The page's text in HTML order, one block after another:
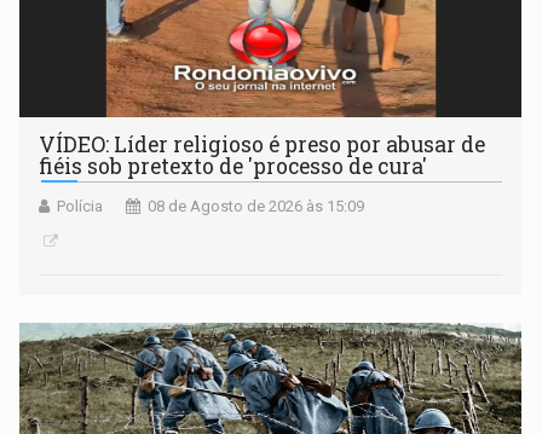
VÍDEO: Líder religioso é preso por abusar de
fiéis sob pretexto de 'processo de cura'
Polícia 08 de Agosto de 2026 às 15:09